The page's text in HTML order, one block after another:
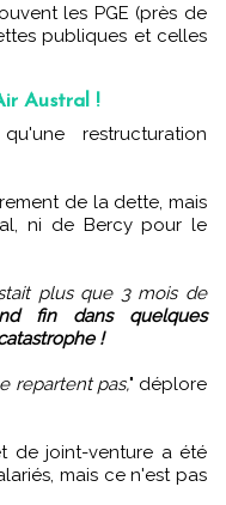
les PGE (près de
publiques et celles
Austral !
de la dette, mais
ni de Bercy pour le
plus que 3 mois de
fin dans quelques
!
repartent pas," déplore
de joint-venture a été
mais ce n'est pas